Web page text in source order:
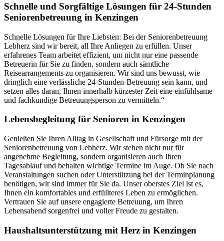
Schnelle und Sorgfältige Lösungen für 24-Stunden
Seniorenbetreuung in Kenzingen
Schnelle Lösungen für Ihre Liebsten: Bei der Seniorenbetreuung
Lebherz sind wir bereit, all Ihre Anliegen zu erfüllen. Unser
erfahrenes Team arbeitet effizient, um nicht nur eine passende
Betreuerin für Sie zu finden, sondern auch sämtliche
Reisearrangements zu organisieren. Wir sind uns bewusst, wie
dringlich eine verlässliche 24-Stunden-Betreuung sein kann, und
setzen alles daran, Ihnen innerhalb kürzester Zeit eine einfühlsame
und fachkundige Betreuungsperson zu vermitteln.“
Lebensbegleitung für Senioren in Kenzingen
Genießen Sie Ihren Alltag in Gesellschaft und Fürsorge mit der
Seniorenbetreuung von Lebherz. Wir stehen nicht nur für
angenehme Begleitung, sondern organisieren auch Ihren
Tagesablauf und behalten wichtige Termine im Auge. Ob Sie nach
Veranstaltungen suchen oder Unterstützung bei der Terminplanung
benötigen, wir sind immer für Sie da. Unser oberstes Ziel ist es,
Ihnen ein komfortables und erfüllteres Leben zu ermöglichen.
Vertrauen Sie auf unsere engagierte Betreuung, um Ihren
Lebensabend sorgenfrei und voller Freude zu gestalten.
Haushalts­unterstützung mit Herz in Kenzingen